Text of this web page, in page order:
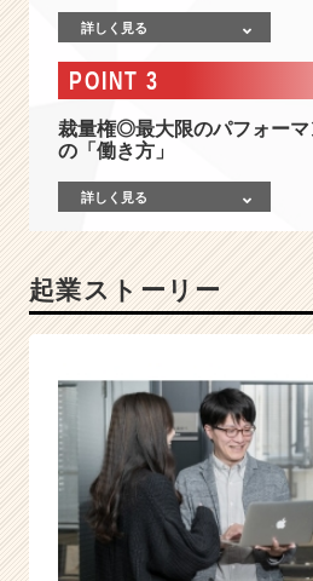
卒
経
部
募
期
連
収
増
益
◎
圧
倒
ナ
詳しく見る
POINT 3
裁量権◎最大限のパフォー
の「働き方」
詳しく見る
起業ストーリー